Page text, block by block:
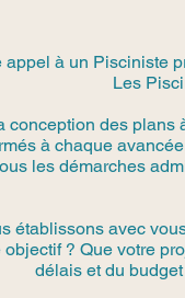
appel à un Pisciniste
Les
conception des plans
à chaque
les démarches
établissons avec
objectif ? Que votre
délais et du